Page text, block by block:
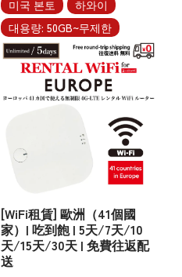
미국 본토
하와이
대용량: 50GB~무제한
[WiFi租賃] 歐洲（41個國
家）| 吃到飽 | 5天/7天/10
天/15天/30天 | 免費往返配
送